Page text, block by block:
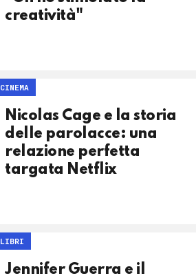
creatività"
CINEMA
Nicolas Cage e la storia
delle parolacce: una
relazione perfetta
targata Netflix
LIBRI
Jennifer Guerra e il